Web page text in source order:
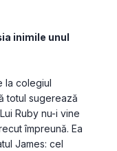
inimile unul
la colegiul
totul sugerează
Ruby nu-i vine
împreună. Ea
James: cel